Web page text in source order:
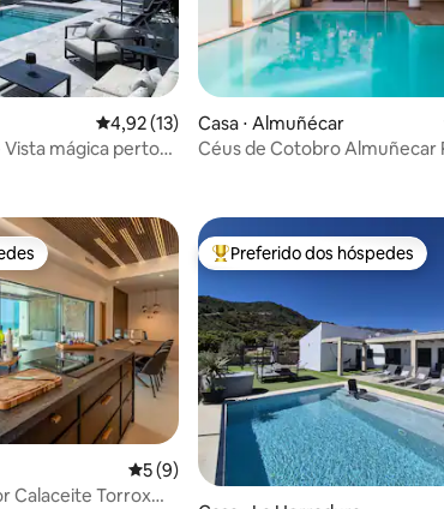
4,92 de uma avaliação média de 5, 13
4,92 (13)
Vista mágica perto
Casa ⋅ Almuñécar
Céus de Cotobro Almuñecar
5 de uma avaliação média de 5, 9
5 (9)
Calaceite Torrox
Entre os melhores preferidos
Preferido dos hóspedes